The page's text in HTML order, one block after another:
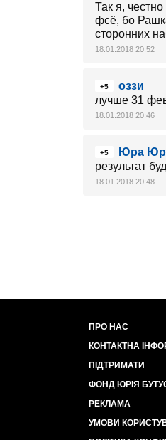
Так я,
фсё, бо
сторонних
18.01.2018 20:52
+5
оззи
лучше 31
18.01.2018 20:46
+5
Юра
результат
18.01.2018 20:48
ПРО НАС
КОНТАКТНА
ПІДТРИМАТИ
ФОНД ЮРІЯ
РЕКЛАМА
УМОВИ